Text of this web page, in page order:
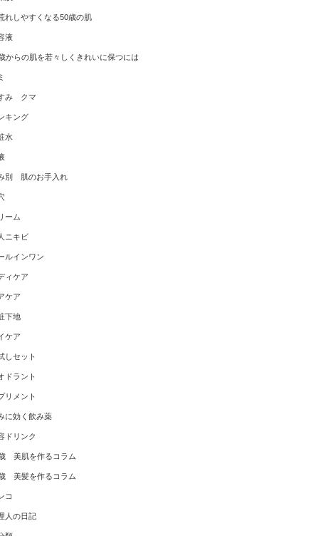
れしやすくなる50歳の肌
液
からの肌を若々しくきれいに保つには
み クマ
キング
水
別 肌のお手入れ
ーム
ニキビ
ルインワン
ィケア
ケア
下地
ケア
しセット
ドラント
リメント
に効く飲み薬
ドリンク
美肌を作るコラム
美髪を作るコラム
コ
人の日記